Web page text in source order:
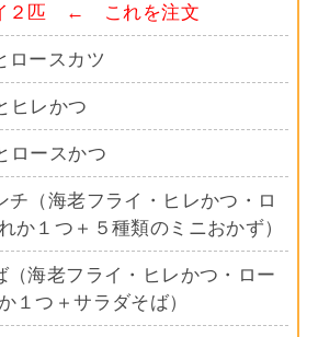
２匹 ← これを注文
ースカツ
レかつ
ースかつ
（海老フライ・ヒレかつ・ロ
か１つ＋５種類のミニおかず）
海老フライ・ヒレかつ・ロー
１つ＋サラダそば）